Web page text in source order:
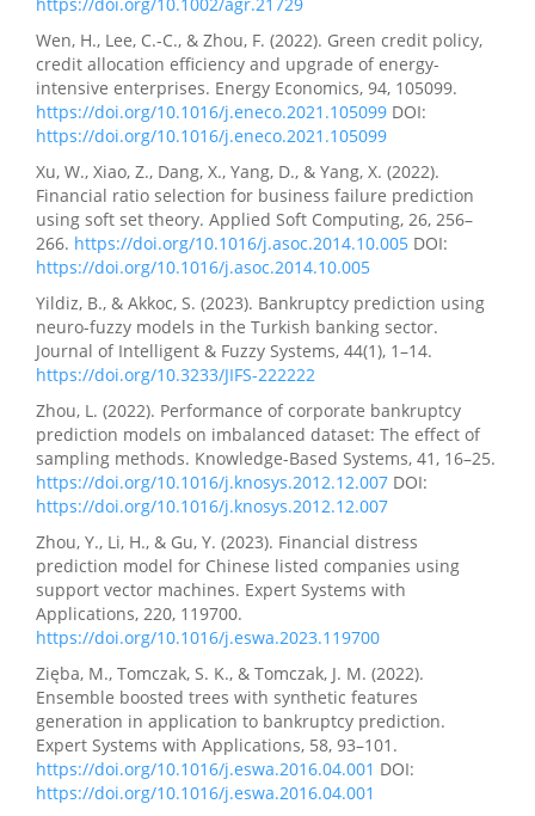
Wen, H., Lee, C.-C., & Zhou, F. (2022). Green credit policy,
credit allocation efficiency and upgrade of energy-
intensive enterprises. Energy Economics, 94, 105099.
https://doi.org/10.1016/j.eneco.2021.105099 DOI:
https://doi.org/10.1016/j.eneco.2021.105099
Xu, W., Xiao, Z., Dang, X., Yang, D., & Yang, X. (2022).
Financial ratio selection for business failure prediction
using soft set theory. Applied Soft Computing, 26, 256–
266. https://doi.org/10.1016/j.asoc.2014.10.005 DOI:
https://doi.org/10.1016/j.asoc.2014.10.005
Yildiz, B., & Akkoc, S. (2023). Bankruptcy prediction using
neuro-fuzzy models in the Turkish banking sector.
Journal of Intelligent & Fuzzy Systems, 44(1), 1–14.
https://doi.org/10.3233/JIFS-222222
Zhou, L. (2022). Performance of corporate bankruptcy
prediction models on imbalanced dataset: The effect of
sampling methods. Knowledge-Based Systems, 41, 16–25.
https://doi.org/10.1016/j.knosys.2012.12.007 DOI:
https://doi.org/10.1016/j.knosys.2012.12.007
Zhou, Y., Li, H., & Gu, Y. (2023). Financial distress
prediction model for Chinese listed companies using
support vector machines. Expert Systems with
Applications, 220, 119700.
https://doi.org/10.1016/j.eswa.2023.119700
Zięba, M., Tomczak, S. K., & Tomczak, J. M. (2022).
Ensemble boosted trees with synthetic features
generation in application to bankruptcy prediction.
Expert Systems with Applications, 58, 93–101.
https://doi.org/10.1016/j.eswa.2016.04.001 DOI:
https://doi.org/10.1016/j.eswa.2016.04.001